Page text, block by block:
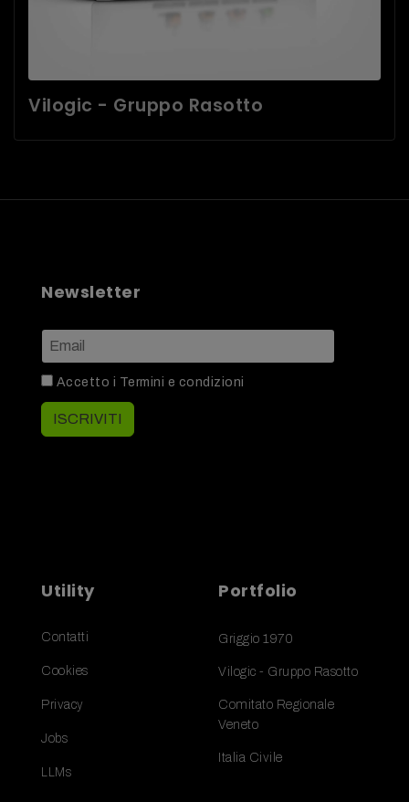
Vilogic - Gruppo Rasotto
Newsletter
Accetto i Termini e condizioni
ISCRIVITI
Utility
Contatti
Cookies
Privacy
Jobs
LLMs
Portfolio
Griggio 1970
Vilogic - Gruppo Rasotto
Comitato Regionale
Veneto
Italia Civile